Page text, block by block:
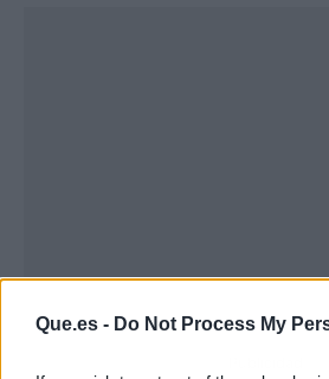
Que.es - Do Not Process My